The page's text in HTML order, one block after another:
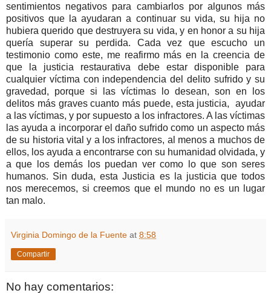
sentimientos negativos para cambiarlos por algunos más
positivos que la ayudaran a continuar su vida, su hija no
hubiera querido que destruyera su vida, y en honor a su hija
quería superar su perdida. Cada vez que escucho un
testimonio como este, me reafirmo más en la creencia de
que la justicia restaurativa debe estar disponible para
cualquier víctima con independencia del delito sufrido y su
gravedad, porque si las víctimas lo desean, son en los
delitos más graves cuanto más puede, esta justicia, ayudar
a las víctimas, y por supuesto a los infractores. A las víctimas
las ayuda a incorporar el daño sufrido como un aspecto más
de su historia vital y a los infractores, al menos a muchos de
ellos, los ayuda a encontrarse con su humanidad olvidada, y
a que los demás los puedan ver como lo que son seres
humanos. Sin duda, esta Justicia es la justicia que todos
nos merecemos, si creemos que el mundo no es un lugar
tan malo.
Virginia Domingo de la Fuente at 8:58
Compartir
No hay comentarios: